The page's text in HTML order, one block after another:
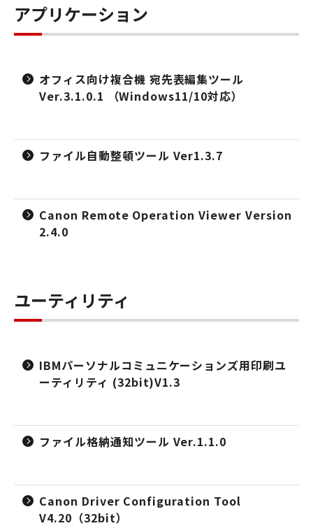
アプリケーション
オフィス向け複合機 宛先表編集ツール
Ver.3.1.0.1 （Windows11/10対応）
ファイル自動整頓ツール Ver1.3.7
Canon Remote Operation Viewer Version
2.4.0
ユーティリティ
IBMパーソナルコミュニケーションズ用印刷ユ
ーティリティ (32bit)V1.3
ファイル格納通知ツール Ver.1.1.0
Canon Driver Configuration Tool
V4.20（32bit）